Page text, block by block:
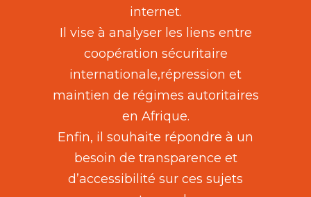
internet.
Il vise à analyser les liens entre
coopération sécuritaire
internationale,répression et
maintien de régimes autoritaires
en Afrique.
Enfin, il souhaite répondre à un
besoin de transparence et
d’accessibilité sur ces sujets